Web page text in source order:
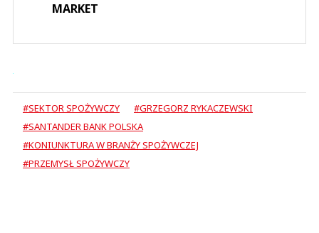
MARKET
#SEKTOR SPOŻYWCZY
#GRZEGORZ RYKACZEWSKI
#SANTANDER BANK POLSKA
#KONIUNKTURA W BRANŻY SPOŻYWCZEJ
#PRZEMYSŁ SPOŻYWCZY